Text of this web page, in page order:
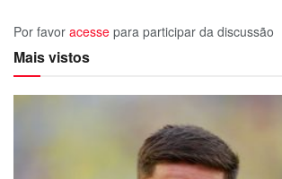
Por favor acesse para participar da discussão
Mais vistos